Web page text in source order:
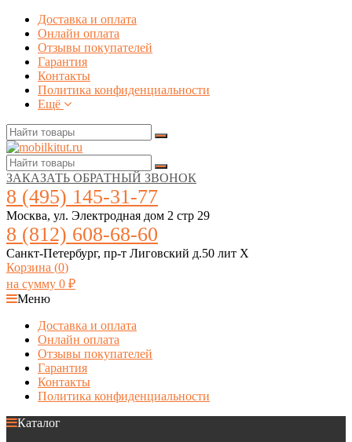
Доставка и оплата
Онлайн оплата
Отзывы покупателей
Гарантия
Контакты
Политика конфиденциальности
Ещё
ЗАКАЗАТЬ ОБРАТНЫЙ ЗВОНОК
8 (495) 145-31-77
Москва, ул. Электродная дом 2 стр 29
8 (812) 608-68-60
Санкт-Петербург, пр-т Лиговский д.50 лит Х
Корзина (0)
на сумму 0 ₽
Меню
Доставка и оплата
Онлайн оплата
Отзывы покупателей
Гарантия
Контакты
Политика конфиденциальности
Каталог